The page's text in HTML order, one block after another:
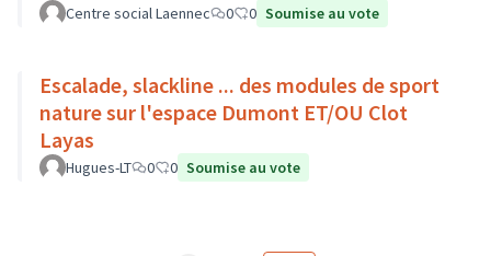
Centre social Laennec 0 0 Soumise au vote
Escalade, slackline ... des modules de sport
nature sur l'espace Dumont ET/OU Clot
Layas
Hugues-LT 0 0 Soumise au vote